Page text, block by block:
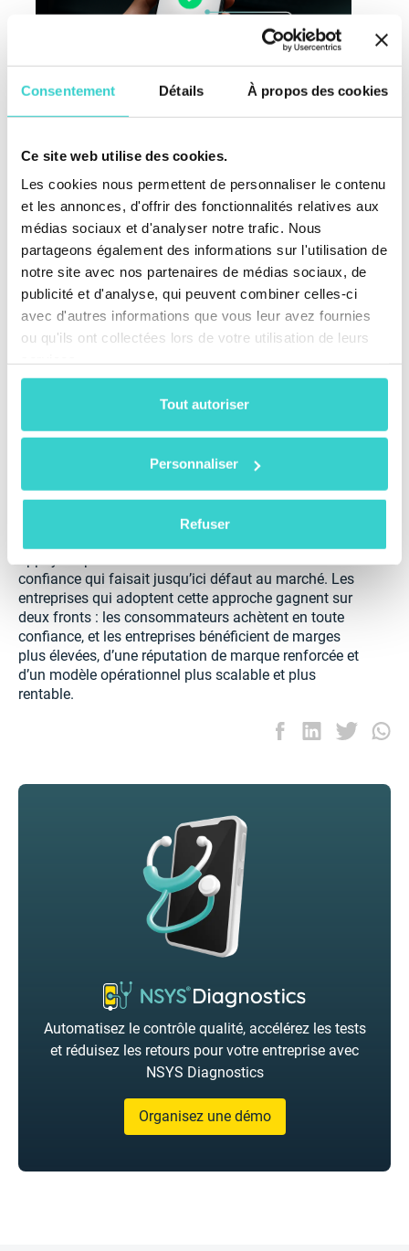
Consentement Détails À propos des cookies
Ce site web utilise des cookies.
Les cookies nous permettent de personnaliser le contenu
et les annonces, d'offrir des fonctionnalités relatives aux
médias sociaux et d'analyser notre trafic. Nous
partageons également des informations sur l'utilisation de
notre site avec nos partenaires de médias sociaux, de
publicité et d'analyse, qui peuvent combiner celles-ci
avec d'autres informations que vous leur avez fournies
ou qu'ils ont collectées lors de votre utilisation de leurs
Tout autoriser
Personnaliser
Refuser
Cohérence intégrée. Les diagnostics automatisés
garantissent que chaque test est réalisé de la même
manière, à chaque fois.
Intégrations fluides. Les API permettent aux données
de circuler sans travail manuel ni contrôles dupliqués.
Durabilité avec ROI. Une meilleure diagnostique réduit
les déchets tout en augmentant la valeur de revente.
La voie à suivre
L’élévation des standards est un processus continu, et
des diagnostics via navigateur à la détection de
défauts assistée par l’IA, jusqu’à de nouveaux formats
de certification. À mesure que l’industrie évolue, ces
capacités passeront d’avantages compétitifs à de
véritables attentes du marché.
Des tests automatisés fournissant des données
confiance qui faisait jusqu’ici défaut au marché. Les
entreprises qui adoptent cette approche gagnent sur
deux fronts : les consommateurs achètent en toute
confiance, et les entreprises bénéficient de marges
plus élevées, d’une réputation de marque renforcée et
d’un modèle opérationnel plus scalable et plus
rentable.
Automatisez le contrôle qualité, accélérez les tests
et réduisez les retours pour votre entreprise avec
NSYS Diagnostics
Organisez une démo